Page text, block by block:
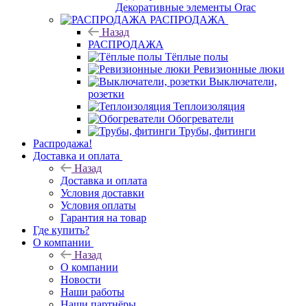
Декоративные элементы Orac
РАСПРОДАЖА
Назад
РАСПРОДАЖА
Тёплые полы
Ревизионные люки
Выключатели,
розетки
Теплоизоляция
Обогреватели
Трубы, фитинги
Распродажа!
Доставка и оплата
Назад
Доставка и оплата
Условия доставки
Условия оплаты
Гарантия на товар
Где купить?
О компании
Назад
О компании
Новости
Наши работы